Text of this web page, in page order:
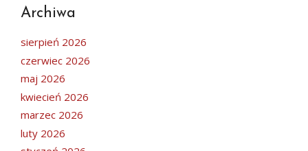
Archiwa
sierpień 2026
czerwiec 2026
maj 2026
kwiecień 2026
marzec 2026
luty 2026